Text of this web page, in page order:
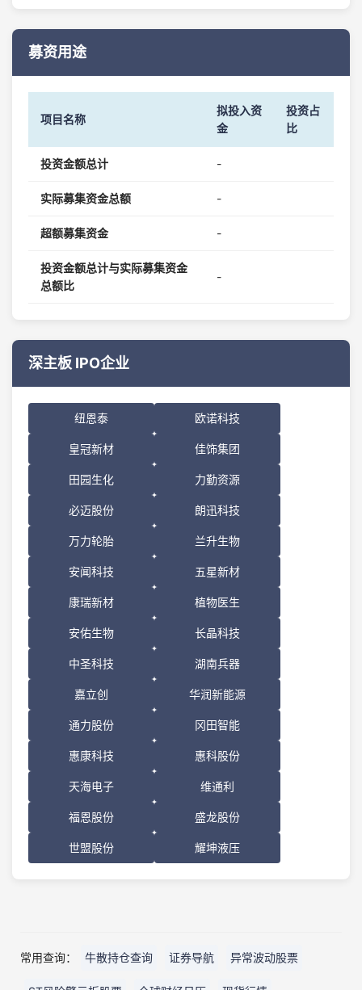
募资用途
项目名称
拟投入资
金
投资占
比
投资金额总计 -
实际募集资金总额 -
超额募集资金 -
投资金额总计与实际募集资金
总额比
-
深主板 IPO企业
纽恩泰 欧诺科技
皇冠新材 佳饰集团
田园生化 力勤资源
必迈股份 朗迅科技
万力轮胎 兰升生物
安闻科技 五星新材
康瑞新材 植物医生
安佑生物 长晶科技
中圣科技 湖南兵器
嘉立创 华润新能源
通力股份 冈田智能
惠康科技 惠科股份
天海电子 维通利
福恩股份 盛龙股份
世盟股份 耀坤液压
常用查询： 牛散持仓查询 证券导航 异常波动股票